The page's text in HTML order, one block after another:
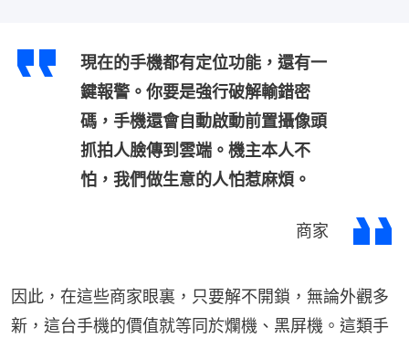
現在的手機都有定位功能，還有一
鍵報警。你要是強行破解輸錯密
碼，手機還會自動啟動前置攝像頭
抓拍人臉傳到雲端。機主本人不
怕，我們做生意的人怕惹麻煩。
商家
因此，在這些商家眼裏，只要解不開鎖，無論外觀多
新，這台手機的價值就等同於爛機、黑屏機。這類手